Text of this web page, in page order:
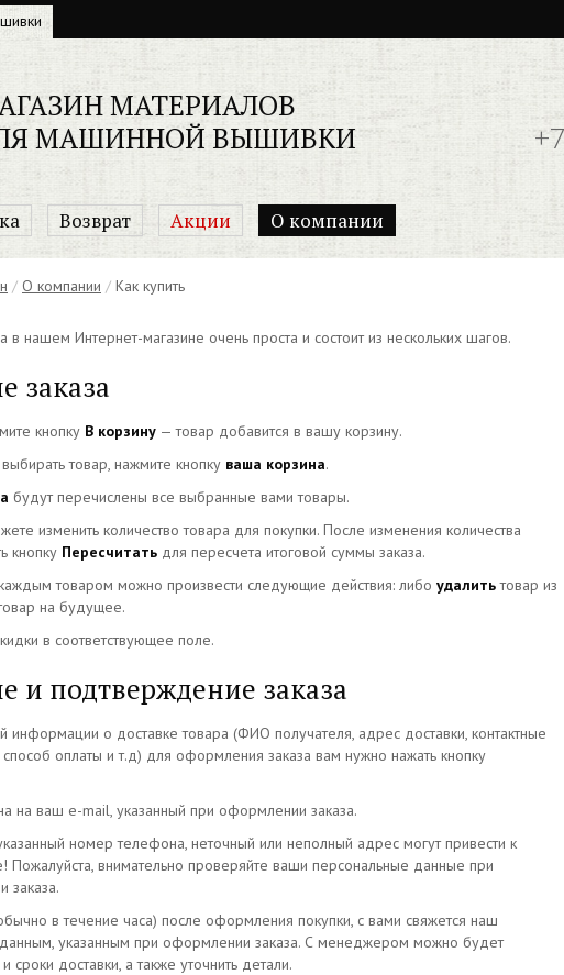
МАТЕРИАЛОВ
МАШИННОЙ ВЫШИВКИ
Возврат Акции О компании
/ О компании / Как купить
нашем Интернет-магазине очень проста и состоит из нескольких шагов.
заказа
кнопку В корзину — товар добавится в вашу корзину.
товар, нажмите кнопку ваша корзина.
будут перечислены все выбранные вами товары.
изменить количество товара для покупки. После изменения количества
кнопку Пересчитать для пересчета итоговой суммы заказа.
товаром можно произвести следующие действия: либо удалитьтовар из
на будущее.
в соответствующее поле.
и подтверждение заказа
о доставке товара (ФИО получателя, адрес доставки, контактные
способ оплаты и т.д) для оформления заказа вам нужно нажать кнопку
на ваш e-mail, указанный при оформлении заказа.
номер телефона, неточный или неполный адрес могут привести к
Пожалуйста, внимательно проверяйте ваши персональные данные при
заказа.
в течение часа) после оформления покупки, с вами свяжется наш
указанным при оформлении заказа. С менеджером можно будет
сроки доставки, а также уточнить детали.